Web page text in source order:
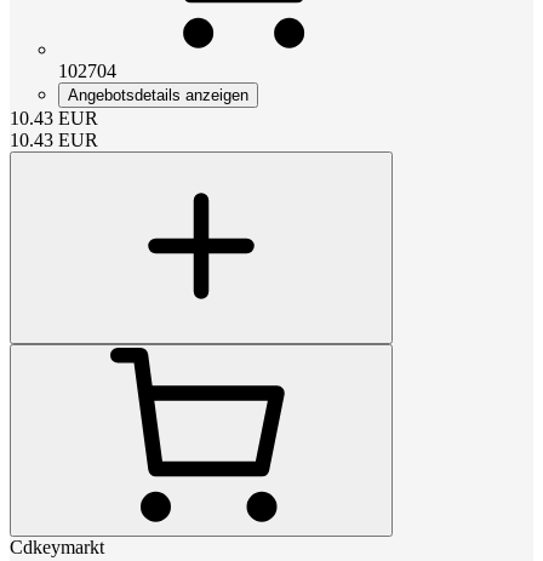
102704
Angebotsdetails anzeigen
10.43 EUR
10.43 EUR
Cdkeymarkt